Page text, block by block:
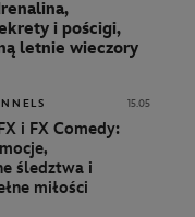
i pościgi,
letnie wieczory
15.05
i FX Comedy:
śledztwa i
miłości